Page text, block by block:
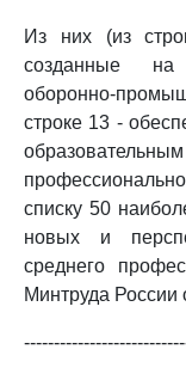
Из них (из
созданные на
оборонно-
строке 13 -
списку 50
новых и
среднего
Минтруда России